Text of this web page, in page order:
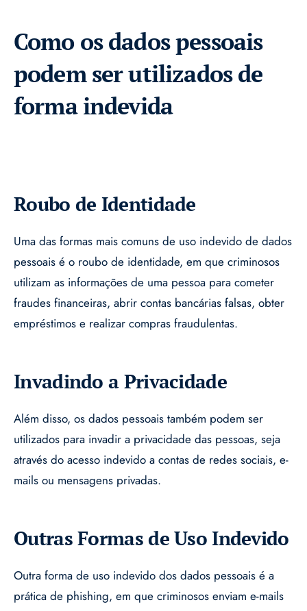
Como os dados pessoais
podem ser utilizados de
forma indevida
Roubo de Identidade
Uma das formas mais comuns de uso indevido de dados
pessoais é o roubo de identidade, em que criminosos
utilizam as informações de uma pessoa para cometer
fraudes financeiras, abrir contas bancárias falsas, obter
empréstimos e realizar compras fraudulentas.
Invadindo a Privacidade
Além disso, os dados pessoais também podem ser
utilizados para invadir a privacidade das pessoas, seja
através do acesso indevido a contas de redes sociais, e-
mails ou mensagens privadas.
Outras Formas de Uso Indevido
Outra forma de uso indevido dos dados pessoais é a
prática de phishing, em que criminosos enviam e-mails